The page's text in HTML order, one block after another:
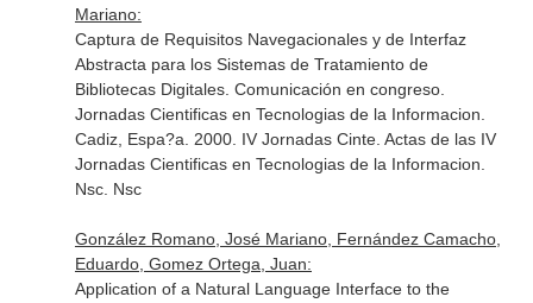
Mariano:
Captura de Requisitos Navegacionales y de Interfaz
Abstracta para los Sistemas de Tratamiento de
Bibliotecas Digitales. Comunicación en congreso.
Jornadas Cientificas en Tecnologias de la Informacion.
Cadiz, Espa?a. 2000. IV Jornadas Cinte. Actas de las IV
Jornadas Cientificas en Tecnologias de la Informacion.
Nsc. Nsc
González Romano, José Mariano, Fernández Camacho,
Eduardo, Gomez Ortega, Juan:
Application of a Natural Language Interface to the